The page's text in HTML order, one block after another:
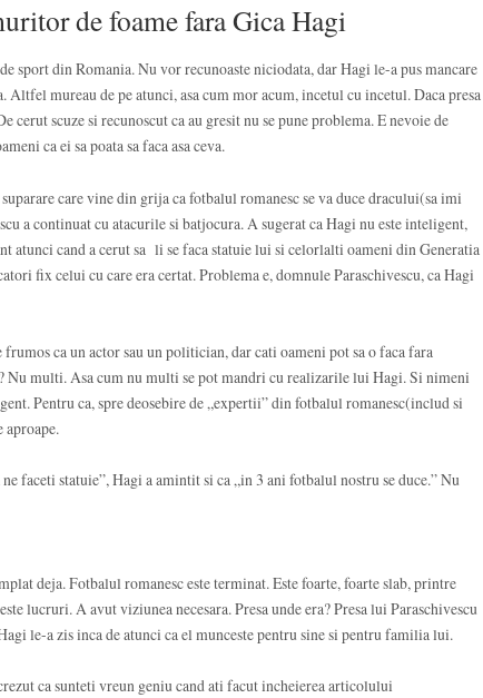
de foame fara Gica Hagi
sport din Romania. Nu vor recunoaste niciodata, dar Hagi le-a pus mancare
mureau de pe atunci, asa cum mor acum, incetul cu incetul. Daca presa
cerut scuze si recunoscut ca au gresit nu se pune problema. E nevoie de
ca ei sa poata sa faca asa ceva.
care vine din grija ca fotbalul romanesc se va duce dracului(sa imi
a continuat cu atacurile si batjocura. A sugerat ca Hagi nu este inteligent,
atunci cand a cerut sa li se faca statuie lui si celorlalti oameni din Generatia
fix celui cu care era certat. Problema e, domnule Paraschivescu, ca Hagi
frumos ca un actor sau un politician, dar cati oameni pot sa o faca fara
Nu multi. Asa cum nu multi se pot mandri cu realizarile lui Hagi. Si nimeni
Pentru ca, spre deosebire de „expertii” din fotbalul romanesc(includ si
aproape.
faceti statuie”, Hagi a amintit si ca „in 3 ani fotbalul nostru se duce.” Nu
deja. Fotbalul romanesc este terminat. Este foarte, foarte slab, printre
lucruri. A avut viziunea necesara. Presa unde era? Presa lui Paraschivescu
le-a zis inca de atunci ca el munceste pentru sine si pentru familia lui.
ca sunteti vreun geniu cand ati facut incheierea articolului